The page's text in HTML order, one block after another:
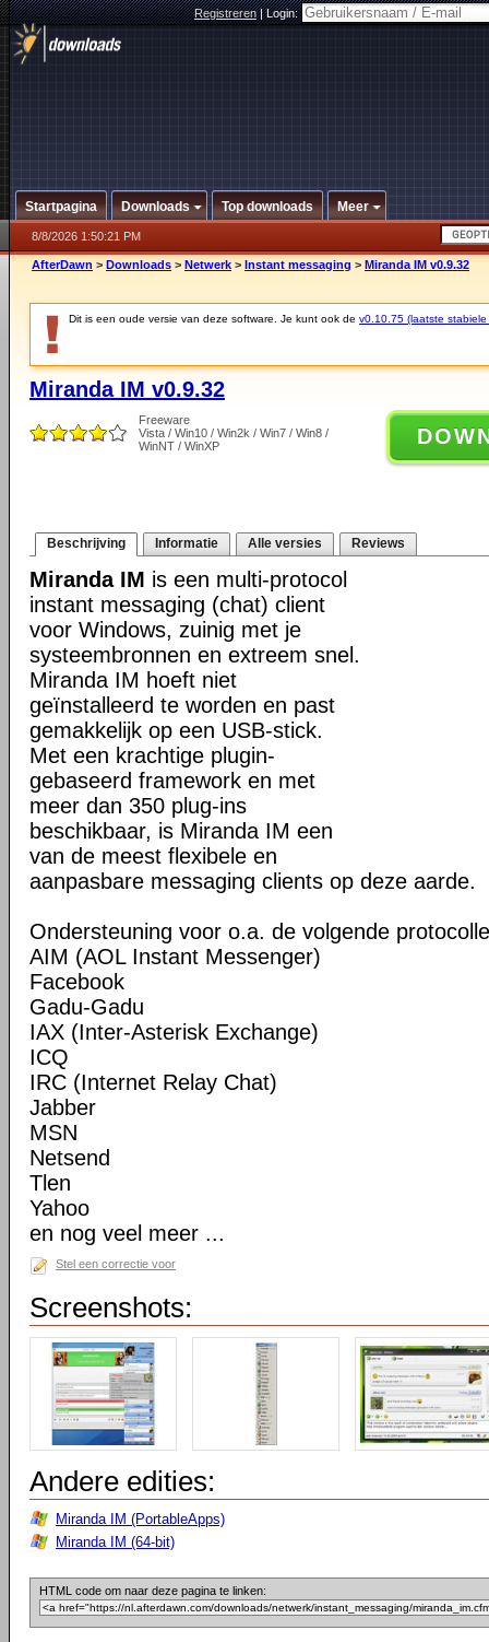
Registreren|Login:
Startpagina Downloads Top downloads Meer
8/8/2026 1:50:21 PM
AfterDawn > Downloads > Netwerk > Instant messaging > Miranda IM v0.9.32
Dit is een oude versie van deze software. Je kunt ook de v0.10.75 (laatste stabiele
Miranda IM v0.9.32
Freeware
Vista / Win10 / Win2k / Win7 / Win8 /
WinNT / WinXP
Beschrijving Informatie Alle versies Reviews
Miranda IM is een multi-protocol
instant messaging (chat) client
voor Windows, zuinig met je
systeembronnen en extreem snel.
Miranda IM hoeft niet
geïnstalleerd te worden en past
gemakkelijk op een USB-stick.
Met een krachtige plugin-
gebaseerd framework en met
meer dan 350 plug-ins
beschikbaar, is Miranda IM een
van de meest flexibele en
aanpasbare messaging clients op deze aarde.
Ondersteuning voor o.a. de volgende
AIM (AOL Instant Messenger)
Facebook
Gadu-Gadu
IAX (Inter-Asterisk Exchange)
ICQ
IRC (Internet Relay Chat)
Jabber
MSN
Netsend
Tlen
Yahoo
en nog veel meer ...
Stel een correctie voor
Screenshots:
Andere edities:
Miranda IM (PortableApps)
Miranda IM (64-bit)
HTML code om naar deze pagina te linken: